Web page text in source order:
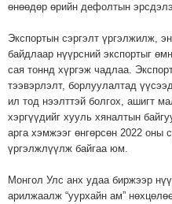
ХУУЛИЙН
ЭРГЭН
ТОЙРОНД
ЕРӨНХИЙЛӨГЧИЙН
СОНГУУЛЬ-2017
өнөөдөр өрийн дефолтын
Экспортын сэргэлт үргэлжилж,
байдлаар нүүрсний экспортыг
сая тоннд хүргэж чадлаа.
тээвэрлэлт, борлуулалтад
ил тод нээлттэй болгох, ашигт
хэргүүдийг хууль хяналтын
арга хэмжээг өнгөрсөн 2022 оны
үргэлжлүүлж байгаа юм.
Монгол Улс анх удаа биржээр
арилжаалж “уурхайн ам”